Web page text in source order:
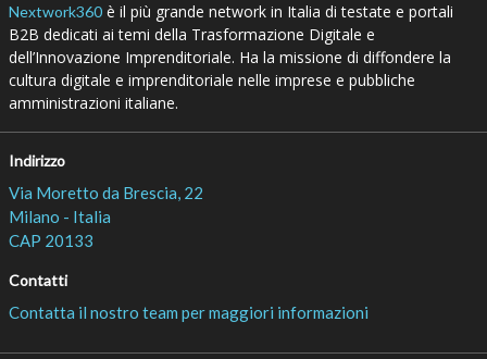
Nextwork360è il più grande network in Italia di testate e portali
B2B dedicati ai temi della Trasformazione Digitale e
dell’Innovazione Imprenditoriale. Ha la missione di diffondere la
cultura digitale e imprenditoriale nelle imprese e pubbliche
amministrazioni italiane.
Indirizzo
Via Moretto da Brescia, 22
Milano - Italia
CAP 20133
Contatti
Contatta il nostro team per maggiori informazioni